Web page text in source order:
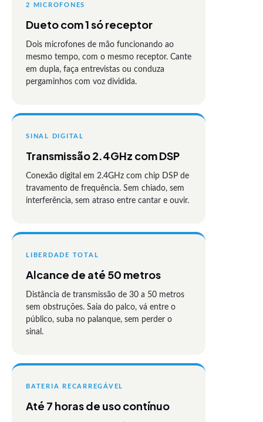
2 MICROFONES
Dueto com 1 só receptor
Dois microfones de mão funcionando ao
mesmo tempo, com o mesmo receptor. Cante
em dupla, faça entrevistas ou conduza
pergaminhos com voz dividida.
SINAL DIGITAL
Transmissão 2.4GHz com DSP
Conexão digital em 2.4GHz com chip DSP de
travamento de frequência. Sem chiado, sem
interferência, sem atraso entre cantar e ouvir.
LIBERDADE TOTAL
Alcance de até 50 metros
Distância de transmissão de 30 a 50 metros
sem obstruções. Saia do palco, vá entre o
público, suba no palanque, sem perder o
sinal.
BATERIA RECARREGÁVEL
Até 7 horas de uso contínuo